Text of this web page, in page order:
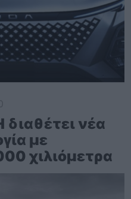
διαθέτει νέα
με
χιλιόμετρα